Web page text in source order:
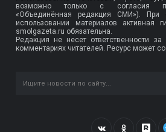
возможно только с согласия
«Объединённая редакция СМИ»). При
использовании материалов активная
smolgazeta.ru обязательна.
Редакция не несет ответственности
комментариях читателей. Ресурс может